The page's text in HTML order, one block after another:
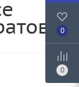
0
0